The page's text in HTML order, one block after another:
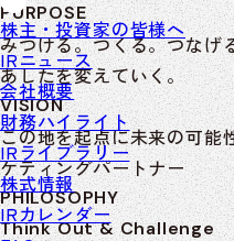
株主・投資家の皆様へ
IRニュース
会社概要
財務ハイライト
IRライブラリー
株式情報
IRカレンダー
PURPOSE
みつける。つくる。つなげ
あしたを変えていく。
VISION
この地を起点に未来の可能
ケティングパートナー
PHILOSOPHY
Think Out & Challenge